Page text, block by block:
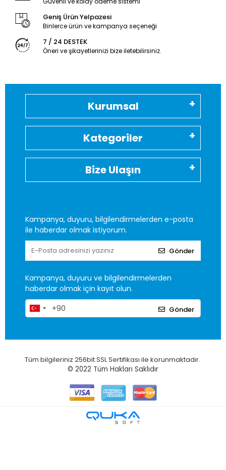
Geniş Ürün Yelpazesi
Binlerce ürün ve kampanya seçeneği
7 / 24 DESTEK
Öneri ve şikayetlerinizi bize iletebilirsiniz.
Kurumsal
Kategoriler
Bize Ulaşın
Kampanya, duyuru, bilgilendirmelerden e-posta
ile haberdar olmak istiyorum.
Gönder
Kampanya, duyuru ve bilgilendirmelerden
haberdar olmak için kayıt olun.
Gönder
Tüm bilgileriniz 256bit SSL Sertifikası ile korunmaktadır.
© 2022 Tüm Hakları Saklıdır